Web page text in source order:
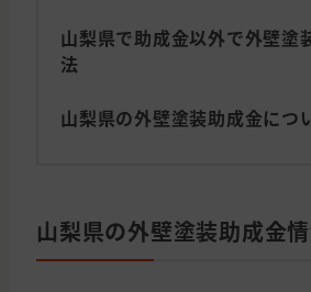
山梨県で助成金以外で外壁塗
法
山梨県の外壁塗装助成金につ
山梨県の外壁塗装助成金